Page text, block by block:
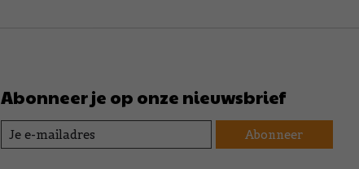
Abonneer je op onze nieuwsbrief
Abonneer